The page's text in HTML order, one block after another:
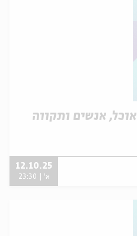
אנשים ותקווה
12.10.25
א' | 23:30